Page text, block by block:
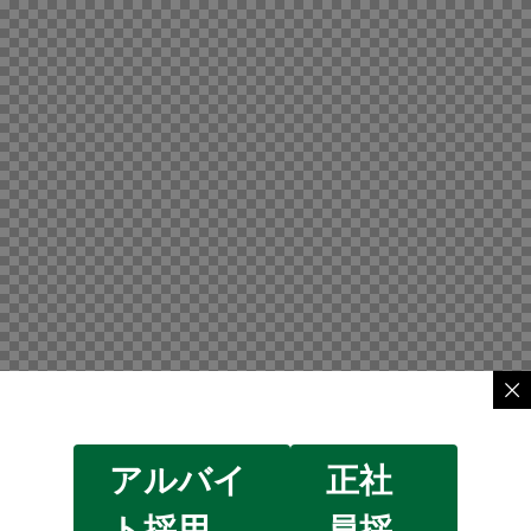
アルバイ
正社